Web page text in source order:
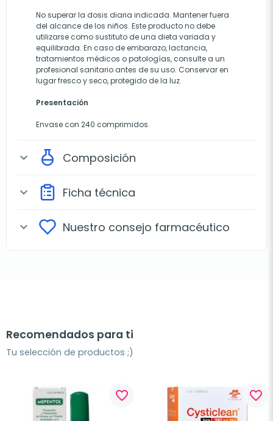
No superar la dosis diaria indicada. Mantener fuera
del alcance de los niños. Este producto no debe
utilizarse como sustituto de una dieta variada y
equilibrada. En caso de embarazo, lactancia,
tratamientos médicos o patologías, consulte a un
profesional sanitario antes de su uso. Conservar en
lugar fresco y seco, protegido de la luz.
Presentación
Envase con 240 comprimidos.
expand_more Composición
expand_more Ficha técnica
expand_more Nuestro consejo farmacéutico
Recomendados para ti
Tu selección de productos ;)
favorite_border favorite_border